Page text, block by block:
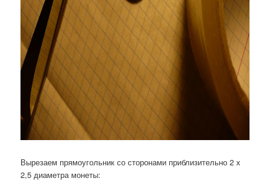
Вырезаем прямоугольник со сторонами приблизительно 2 х
2,5 диаметра монеты: